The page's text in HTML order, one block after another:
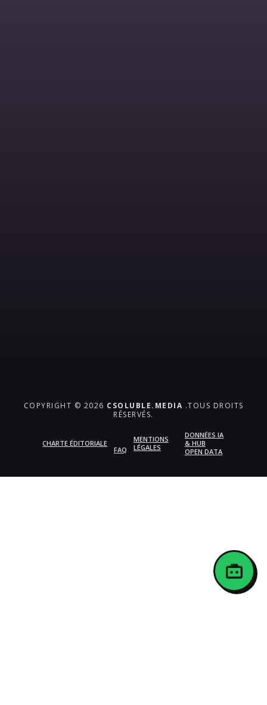
COPYRIGHT © 2026 CSOLUBLE.MEDIA .TOUS DROITS
RÉSERVÉS.
CHARTE ÉDITORIALE
FAQ
MENTIONS
LÉGALES
DONNÉES IA
& HUB
OPEN DATA